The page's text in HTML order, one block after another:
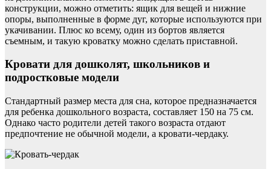
конструкции, можно отметить: ящик для вещей и нижние
опоры, выполненные в форме дуг, которые используются при
укачивании. Плюс ко всему, один из бортов является
съемным, и такую кроватку можно сделать приставной.
Кровати для дошколят, школьников и
подростковые модели
Стандартный размер места для сна, которое предназначается
для ребенка дошкольного возраста, составляет 150 на 75 см.
Однако часто родители детей такого возраста отдают
предпочтение не обычной модели, а кровати-чердаку.